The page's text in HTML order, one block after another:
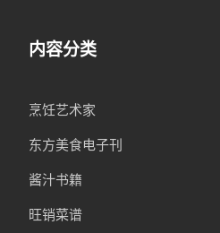
内容分类
烹饪艺术家
东方美食电子刊
酱汁书籍
旺销菜谱